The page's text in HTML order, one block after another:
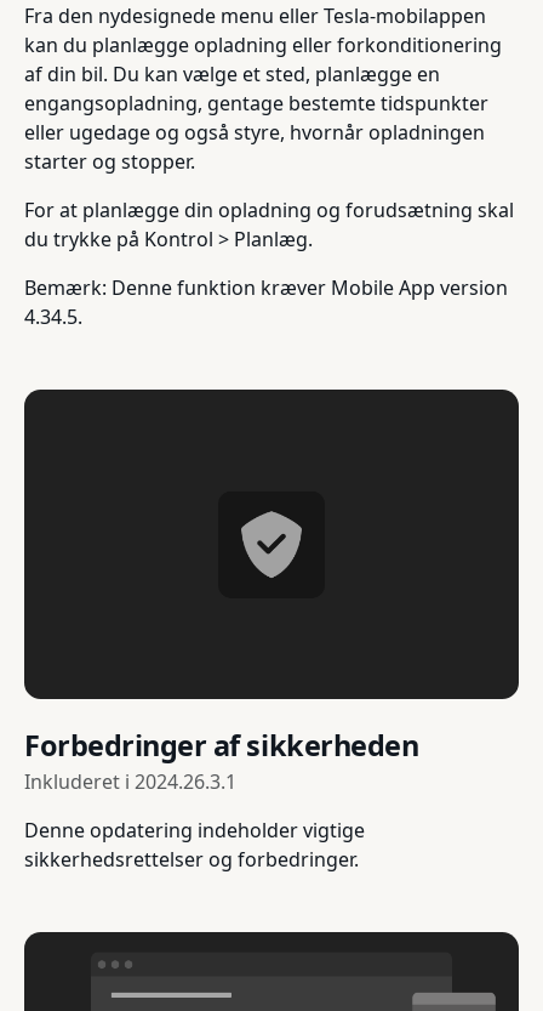
Fra den nydesignede menu eller Tesla-mobilappen
kan du planlægge opladning eller forkonditionering
af din bil. Du kan vælge et sted, planlægge en
engangsopladning, gentage bestemte tidspunkter
eller ugedage og også styre, hvornår opladningen
starter og stopper.
For at planlægge din opladning og forudsætning skal
du trykke på Kontrol > Planlæg.
Bemærk: Denne funktion kræver Mobile App version
4.34.5.
Forbedringer af sikkerheden
Inkluderet i 2024.26.3.1
Denne opdatering indeholder vigtige
sikkerhedsrettelser og forbedringer.